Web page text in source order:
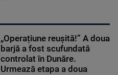
„Operațiune reușită!” A doua
barjă a fost scufundată
controlat în Dunăre.
Urmează etapa a doua